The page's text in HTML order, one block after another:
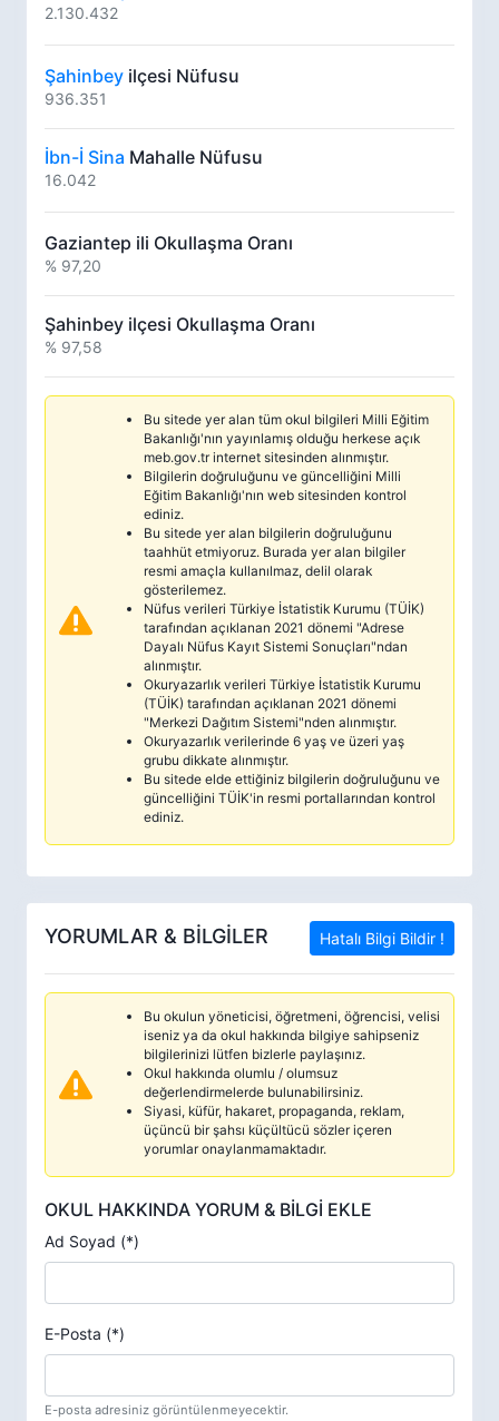
2.130.432
Şahinbey ilçesi Nüfusu
936.351
İbn-İ Sina Mahalle Nüfusu
16.042
Gaziantep ili Okullaşma Oranı
% 97,20
Şahinbey ilçesi Okullaşma Oranı
% 97,58
Bu sitede yer alan tüm okul bilgileri Milli Eğitim
Bakanlığı'nın yayınlamış olduğu herkese açık
meb.gov.tr internet sitesinden alınmıştır.
Bilgilerin doğruluğunu ve güncelliğini Milli
Eğitim Bakanlığı'nın web sitesinden kontrol
ediniz.
Bu sitede yer alan bilgilerin doğruluğunu
taahhüt etmiyoruz. Burada yer alan bilgiler
resmi amaçla kullanılmaz, delil olarak
gösterilemez.
Nüfus verileri Türkiye İstatistik Kurumu (TÜİK)
tarafından açıklanan 2021 dönemi "Adrese
Dayalı Nüfus Kayıt Sistemi Sonuçları"ndan
alınmıştır.
Okuryazarlık verileri Türkiye İstatistik Kurumu
(TÜİK) tarafından açıklanan 2021 dönemi
"Merkezi Dağıtım Sistemi"nden alınmıştır.
Okuryazarlık verilerinde 6 yaş ve üzeri yaş
grubu dikkate alınmıştır.
Bu sitede elde ettiğiniz bilgilerin doğruluğunu ve
güncelliğini TÜİK'in resmi portallarından kontrol
ediniz.
YORUMLAR & BİLGİLER Hatalı Bilgi Bildir !
Bu okulun yöneticisi, öğretmeni, öğrencisi, velisi
iseniz ya da okul hakkında bilgiye sahipseniz
bilgilerinizi lütfen bizlerle paylaşınız.
Okul hakkında olumlu / olumsuz
değerlendirmelerde bulunabilirsiniz.
Siyasi, küfür, hakaret, propaganda, reklam,
üçüncü bir şahsı küçültücü sözler içeren
yorumlar onaylanmamaktadır.
OKUL HAKKINDA YORUM & BİLGİ EKLE
Ad Soyad (*)
E-Posta (*)
E-posta adresiniz görüntülenmeyecektir.